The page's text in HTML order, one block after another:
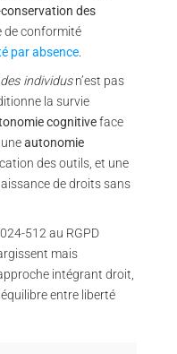
des
de conformité
par absence.
individusn’est pas
la survie
cognitiveface
autonomie
des outils, et une
de droits sans
512 au RGPD
mais
intégrant droit,
entre liberté